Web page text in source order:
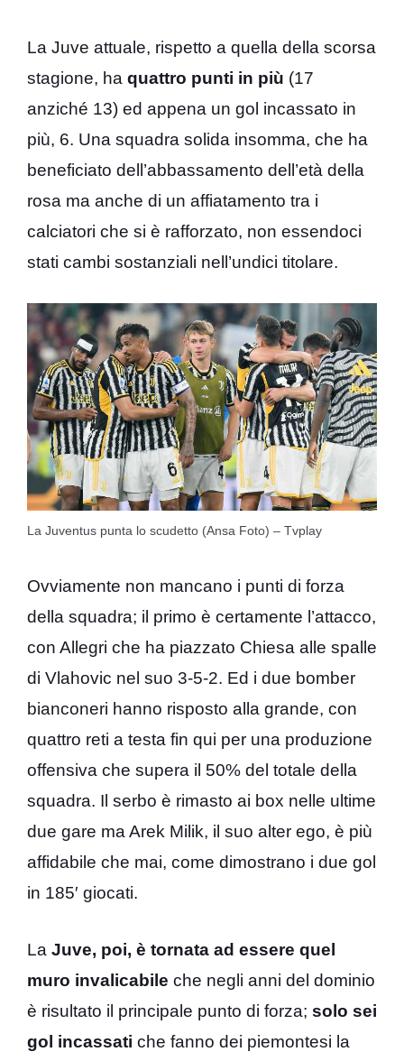
La Juve attuale, rispetto a quella della scorsa
stagione, ha quattro punti in più (17
anziché 13) ed appena un gol incassato in
più, 6. Una squadra solida insomma, che ha
beneficiato dell’abbassamento dell’età della
rosa ma anche di un affiatamento tra i
calciatori che si è rafforzato, non essendoci
stati cambi sostanziali nell’undici titolare.
La Juventus punta lo scudetto (Ansa Foto) – Tvplay
Ovviamente non mancano i punti di forza
della squadra; il primo è certamente l’attacco,
con Allegri che ha piazzato Chiesa alle spalle
di Vlahovic nel suo 3-5-2. Ed i due bomber
bianconeri hanno risposto alla grande, con
quattro reti a testa fin qui per una produzione
offensiva che supera il 50% del totale della
squadra. Il serbo è rimasto ai box nelle ultime
due gare ma Arek Milik, il suo alter ego, è più
affidabile che mai, come dimostrano i due gol
in 185′ giocati.
La Juve, poi, è tornata ad essere quel
muro invalicabile che negli anni del dominio
è risultato il principale punto di forza; solo sei
gol incassati che fanno dei piemontesi la